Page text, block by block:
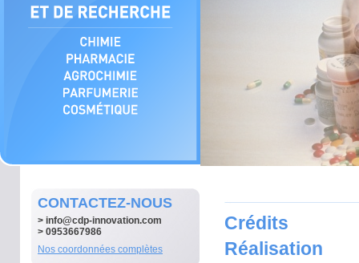
CONTACTEZ-NOUS
> info@cdp-innovation.com
> 0953667986
Nos coordonnées complètes
Crédits
Réalisation